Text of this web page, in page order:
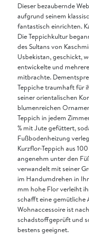
Dieser bezaubernde
aufgrund seinem
fantastisch einrichten.
Die Teppichkultur
des Sultans von
Usbekistan, geschickt,
entwickelte und
mitbrachte.
Teppiche traumhaft für
seiner orientalischen
blumenreichen
Teppich in jedem
% mit Jute gefüttert,
Fußbodenheizung
Kurzflor-Teppich aus
angenehm unter den
verwandelt mit seiner
im Handumdrehen in
mm hohe Flor verleiht
schafft eine gemütliche
Wohnaccessoire ist
schadstoffgeprüft und
bestens geeignet.